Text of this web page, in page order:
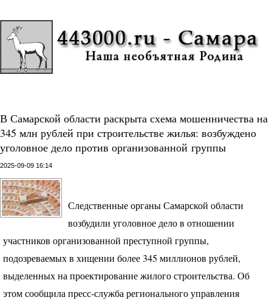
В Самарской области раскрыта схема мошенничества на
345 млн рублей при строительстве жилья: возбуждено
уголовное дело против организованной группы
2025-09-09 16:14
Следственные органы Самарской области
возбудили уголовное дело в отношении
участников организованной преступной группы,
подозреваемых в хищении более 345 миллионов рублей,
выделенных на проектирование жилого строительства. Об
этом сообщила пресс-служба регионального управления